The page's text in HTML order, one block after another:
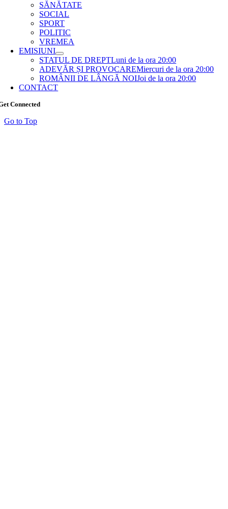
SĂNĂTATE
SOCIAL
SPORT
POLITIC
VREMEA
EMISIUNI
STATUL DE DREPTLuni de la ora 20:00
ADEVĂR ȘI PROVOCAREMiercuri de la ora 20:00
ROMÂNII DE LÂNGĂ NOIJoi de la ora 20:00
CONTACT
Connected
Go to Top